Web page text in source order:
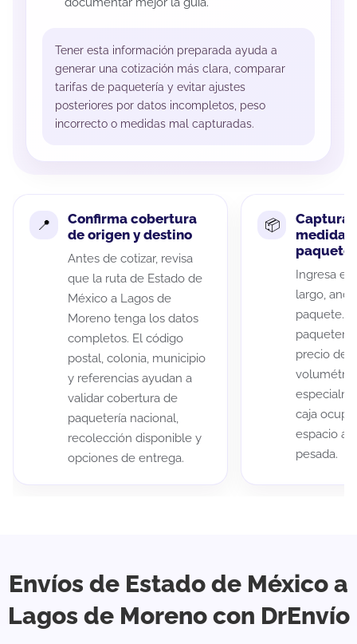
Tener esta información preparada ayuda a
generar una cotización más clara, comparar
tarifas de paquetería y evitar ajustes
posteriores por datos incompletos, peso
incorrecto o medidas mal capturadas.
Confirma cobertura
de origen y destino
Antes de cotizar, revisa
que la ruta de Estado de
México a Lagos de
Moreno tenga los datos
completos. El código
postal, colonia, municipio
y referencias ayudan a
validar cobertura de
paquetería nacional,
recolección disponible y
opciones de entrega.
Captura
medidas
paquete
Ingresa el
largo,
paquete.
precio de
caja
espacio
pesada.
Envíos de Estado de México a
Lagos de Moreno con DrEnvío